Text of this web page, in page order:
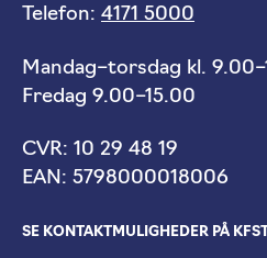
Telefon: 4171 5000
Mandag–torsdag kl.
Fredag 9.00–15.00
CVR: 10 29 48 19
EAN: 5798000018006
SE KONTAKTMULIGHEDER PÅ